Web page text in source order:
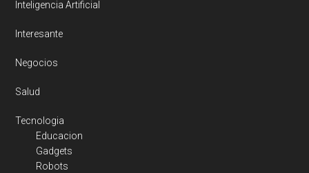
Inteligencia Artificial
Interesante
Negocios
Salud
Tecnologia
Educacion
Gadgets
Robots